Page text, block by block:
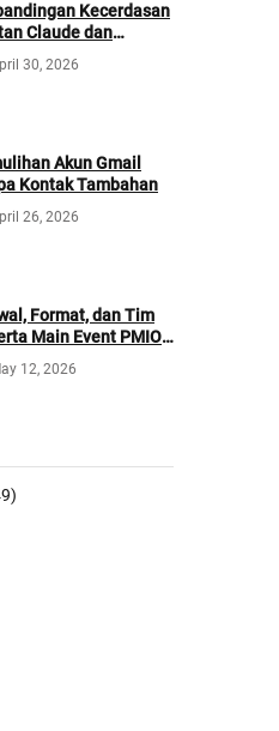
Kecerdasan
Claude dan
Mana yang
Baik?
30, 2026
Akun Gmail
Kontak Tambahan
26, 2026
Format, dan Tim
Main Event PMIO
12, 2026